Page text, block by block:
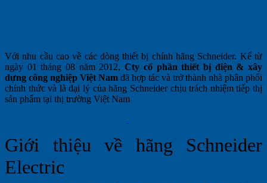
Với nhu cầu cao về các dòng thiết bị chính hãng Schneider. Kể từ
ngày 01 tháng 08 năm 2012,Cty cổ phần thiết bị điện & xây
dựng công nghiệp Việt Nam đã hợp tác và trở thành nhà phân phối
chính thức và là đại lý của hãng Schneider chịu trách nhiệm tiếp thị
sản phẩm tại thị trường Việt Nam
Giới thiệu về hãng Schneider
Electric